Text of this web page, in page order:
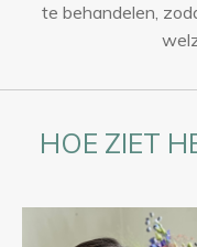
te behandelen,
HOE ZIET